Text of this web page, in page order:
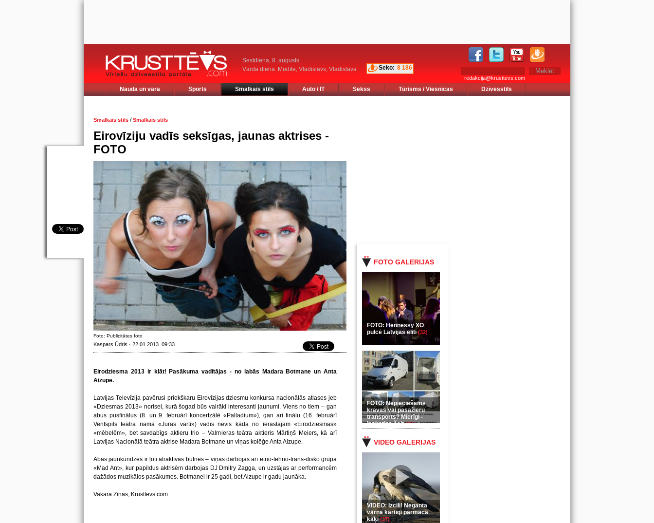
Sestdiena, 8. augusts
Vārda diena: Mudīte, Vladislavs, Vladislava
Seko: 8 186
redakcija@krusttevs.com
Nauda un vara Sports Smalkais stils Auto / IT Sekss Tūrisms / Viesnīcas Dzīvesstils
FOTO GALERIJAS
FOTO: Hennessy XO
pulcē Latvijas eliti(32)
FOTO: Nepieciešams
kravas vai pasažieru
transports? Mierīgi -
ieskaties šeit(35)
VIDEO GALERIJAS
VIDEO: Izcili! Neganta
vārna kārtīgi pārmāca
kaķi(37)
Smalkais stils /Smalkais stils
Eirovīziju vadīs seksīgas, jaunas aktrises -
FOTO
Foto: Publicitātes foto
Kaspars Ūdris · 22.01.2013. 09:33
Eirodziesma 2013 ir klāt! Pasākuma vadītājas - no labās Madara Botmane un Anta
Aizupe.
Latvijas Televīzija pavērusi priekškaru Eirovīzijas dziesmu konkursa nacionālās atlases jeb
«Dziesmas 2013» norisei, kurā šogad būs vairāki interesanti jaunumi. Viens no tiem – gan
abus pusfinālus (8. un 9. februārī koncertzālē «Palladium»), gan arī finālu (16. februārī
Ventspils teātra namā «Jūras vārti») vadīs nevis kāda no ierastajām «Eirodziesmas»
«mēbelēm», bet savdabīgs aktieru trio – Valmieras teātra aktieris Mārtiņš Meiers, kā arī
Latvijas Nacionālā teātra aktrise Madara Botmane un viņas kolēģe Anta Aizupe.
Abas jaunkundzes ir ļoti atraktīvas būtnes – viņas darbojas arī etno-tehno-trans-disko grupā
«Mad Ant», kur papildus aktrisēm darbojas DJ Dmitry Zagga, un uzstājas ar performancēm
dažādos muzikālos pasākumos. Botmanei ir 25 gadi, bet Aizupe ir gadu jaunāka.
Vakara Ziņas, Krusttevs.com